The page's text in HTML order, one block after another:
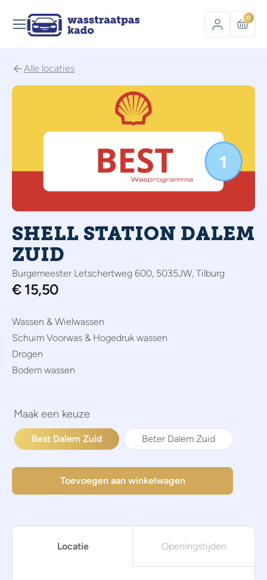
0
Alle locaties
SHELL STATION DALEM
ZUID
Burgemeester Letschertweg 600, 5035JW, Tilburg
Wassen & Wielwassen
Schuim Voorwas & Hogedruk wassen
Drogen
Bodem wassen
€15,50
Best Dalem Zuid Beter Dalem Zuid
Toevoegen aan winkelwagen
Locatie Openingstijden